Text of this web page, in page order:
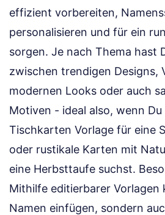
effizient vorbereiten,
personalisieren und für ein
sorgen. Je nach Thema hast
zwischen trendigen Designs,
modernen Looks oder auch
Motiven - ideal also, wenn
Tischkarten Vorlage für eine
oder rustikale Karten mit
eine Herbsttaufe suchst.
Mithilfe editierbarer Vorlagen
Namen einfügen, sondern